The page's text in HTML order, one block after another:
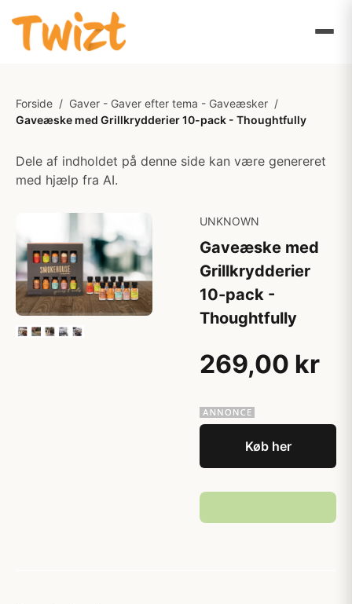
Forside / Gaver - Gaver efter tema - Gaveæsker /
Gaveæske med Grillkrydderier 10-pack - Thoughtfully
Dele af indholdet på denne side kan være genereret
med hjælp fra AI.
UNKNOWN
Gaveæske med
Grillkrydderier
10-pack -
Thoughtfully
269,00 kr
Køb her